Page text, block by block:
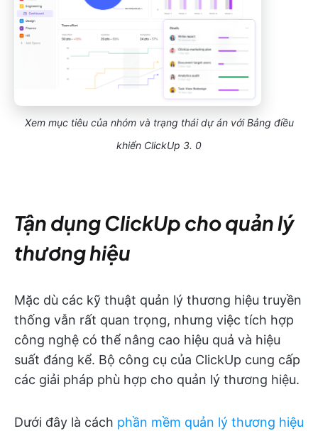
Xem mục tiêu của nhóm và trạng thái dự án với Bảng điều
khiển ClickUp 3. 0
Tận dụng ClickUp cho quản lý
thương hiệu
Mặc dù các kỹ thuật quản lý thương hiệu truyền
thống vẫn rất quan trọng, nhưng việc tích hợp
công nghệ có thể nâng cao hiệu quả và hiệu
suất đáng kể. Bộ công cụ của ClickUp cung cấp
các giải pháp phù hợp cho quản lý thương hiệu.
Dưới đây là cách phần mềm quản lý thương hiệu